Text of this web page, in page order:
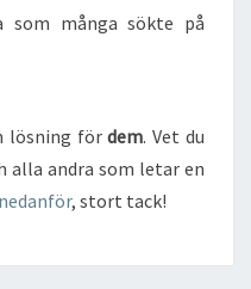
som många sökte på
lösning fördem. Vet du
alla andra som letar en
nedanför, stort tack!